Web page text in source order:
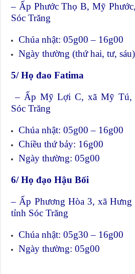
– Ấp Phước Thọ B, Mỹ
Sóc Trăng
Chúa nhật: 05g00 – 16g00
Ngày thường (thứ hai, tư,
5/ Họ đao Fatima
– Ấp Mỹ Lợi C, xã Mỹ Tú,
Sóc Trăng
Chúa nhật: 05g00 – 16g00
Chiều thứ bảy: 16g00
Ngày thường: 05g00
6/ Họ đạo Hậu Bối
– Ấp Phương Hòa 3, xã
tỉnh Sóc Trăng
Chúa nhật: 05g30 – 16g00
Ngày thường: 05g00